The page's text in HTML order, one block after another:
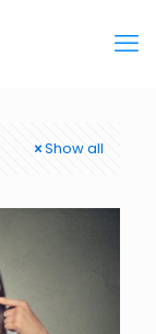
Show all